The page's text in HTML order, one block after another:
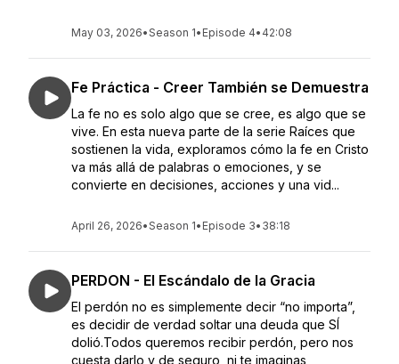
May 03, 2026•Season 1• Episode 4• 42:08
Fe Práctica - Creer También se Demuestra
La fe no es solo algo que se cree, es algo que se
vive. En esta nueva parte de la serie Raíces que
sostienen la vida, exploramos cómo la fe en Cristo
va más allá de palabras o emociones, y se
convierte en decisiones, acciones y una vid...
April 26, 2026•Season 1• Episode 3• 38:18
PERDON - El Escándalo de la Gracia
El perdón no es simplemente decir “no importa”,
es decidir de verdad soltar una deuda que SÍ
dolió.Todos queremos recibir perdón, pero nos
cuesta darlo y de seguro, ni te imaginas